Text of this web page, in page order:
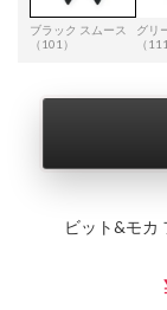
ブラック スムース
（101）
グリ
（
ビット&モカ